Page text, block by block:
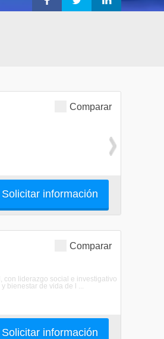
Comparar
Solicitar información
Comparar
con liderazgo social e investigativo
bienestar de vida de l ...
Solicitar información